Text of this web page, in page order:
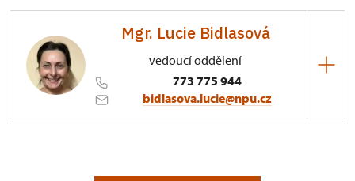
Grabštejn 21/, Grabštejn 46334
Vystudovala archeologii a historii na Univerzitě
Palackého v Olomouci, poté navázala magisterským
studiem archeologie na Univerzitě Hradec Králové.
Již jako studentka libereckého gymnázia se
roce 2012 nastoupila jako průvodkyně a pokladní
Mgr. Lucie Bidlasová
vedoucí oddělení
773 775 944
bidlasova.lucie@npu.cz